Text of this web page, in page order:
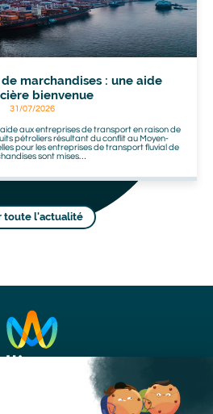
marchandises : une aide
bienvenue
31/07/2026
aux entreprises de transport en raison de
pétroliers résultant du conflit au Moyen-
pour les entreprises de transport fluvial de
sont mises…
toute l'actualité